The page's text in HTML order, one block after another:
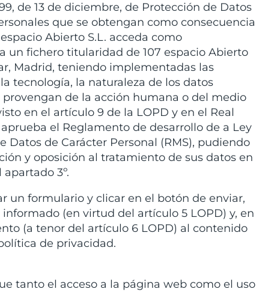
de 13 de diciembre, de Protección de Datos
que se obtengan como consecuencia
Abierto S.L. acceda como
un fichero titularidad de 107 espacio Abierto
Madrid, teniendo implementadas las
tecnología, la naturaleza de los datos
de la acción humana o del medio
en el artículo 9 de la LOPD y en el Real
el Reglamento de desarrollo de a Ley
Datos de Carácter Personal (RMS), pudiendo
y oposición al tratamiento de sus datos en
3º.
un formulario y clicar en el botón de enviar,
(en virtud del artículo 5 LOPD) y, en
(a tenor del artículo 6 LOPD) al contenido
de privacidad.
tanto el acceso a la página web como el uso